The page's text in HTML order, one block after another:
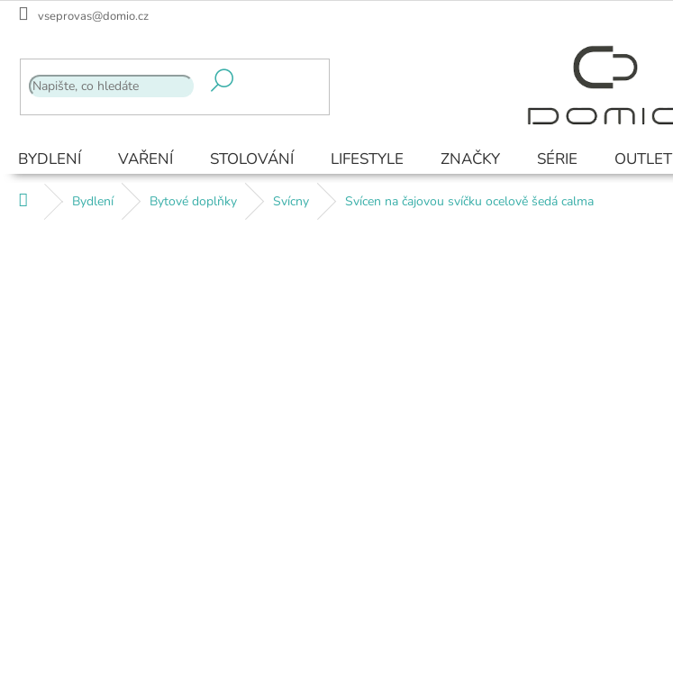
Přejít
vseprovas@domio.cz
BYDLENÍ VAŘENÍ STOLOVÁNÍ LIFESTYLE ZNAČKY SÉRIE OUTLET
Domů Bydlení Bytové doplňky Svícny Svícen na čajovou svíčku ocelově šedá calma